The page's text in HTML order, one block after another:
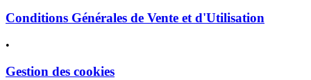
Conditions Générales de Vente et d'Utilisation
•
Gestion des cookies